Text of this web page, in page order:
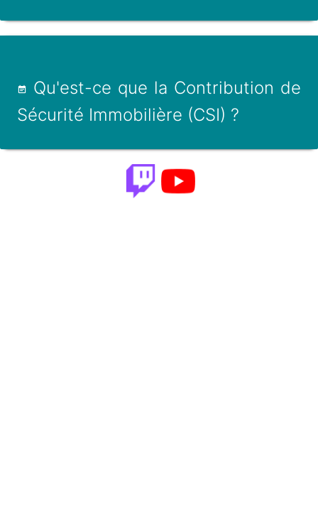
Qu'est-ce que la Contribution de
Sécurité Immobilière (CSI) ?